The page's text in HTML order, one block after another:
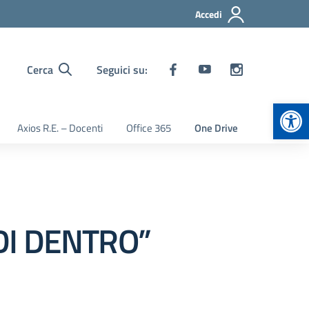
Accedi
Cerca Seguici su:
Axios R.E. – Docenti Office 365 One Drive
DENTRO”